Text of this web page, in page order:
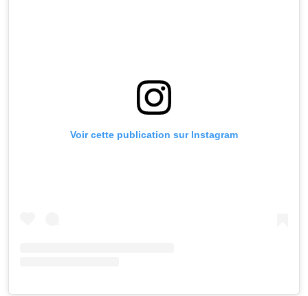
Voir cette publication sur Instagram